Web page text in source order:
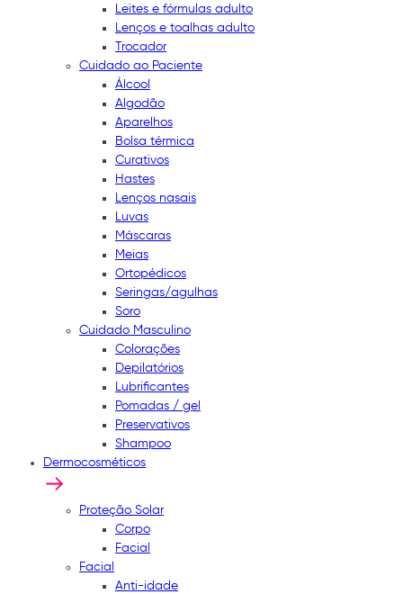
Leites e fórmulas adulto
Lenços e toalhas adulto
Trocador
Cuidado ao Paciente
Álcool
Algodão
Aparelhos
Bolsa térmica
Curativos
Hastes
Lenços nasais
Luvas
Máscaras
Meias
Ortopédicos
Seringas/agulhas
Soro
Cuidado Masculino
Colorações
Depilatórios
Lubrificantes
Pomadas / gel
Preservativos
Shampoo
Dermocosméticos
Proteção Solar
Corpo
Facial
Facial
Anti-idade